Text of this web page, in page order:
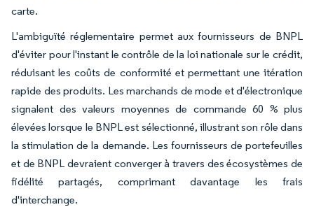
carte.
L'ambiguïté réglementaire permet aux fournisseurs de BNPL
d'éviter pour l'instant le contrôle de la loi nationale sur le crédit,
réduisant les coûts de conformité et permettant une itération
rapide des produits. Les marchands de mode et d'électronique
signalent des valeurs moyennes de commande 60 % plus
élevées lorsque le BNPL est sélectionné, illustrant son rôle dans
la stimulation de la demande. Les fournisseurs de portefeuilles
et de BNPL devraient converger à travers des écosystèmes de
fidélité partagés, comprimant davantage les frais
d'interchange.